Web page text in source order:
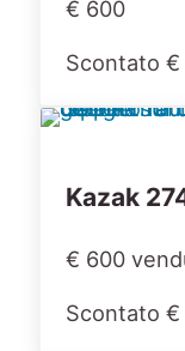
€ 600
Scontato €
Kazak
€ 600
Scontato €